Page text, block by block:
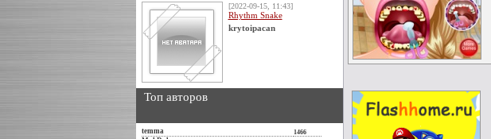
[2022-09-15, 11:43]
Rhythm Snake
krytoipacan
Топ авторов
temma 1466